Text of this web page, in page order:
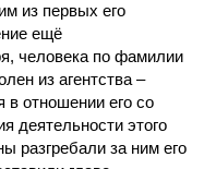
из первых его
ещё
человека по фамилии
из агентства –
в отношении его со
деятельности этого
разгребали за ним его